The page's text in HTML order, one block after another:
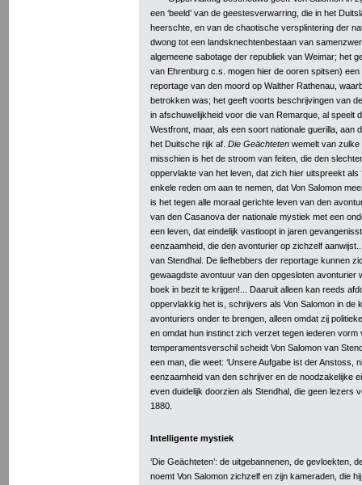
een ‘beeld’ van de geestesverwarring, die in het
heerschte, en van de chaotische versplintering der
dwong tot een landsknechtenbestaan van
algemeene sabotage der republiek van Weimar; het
van Ehrenburg c.s. mogen hier de ooren spitsen)
reportage van den moord op Walther Rathenau,
betrokken was; het geeft voorts beschrijvingen van
in afschuwelijkheid voor die van Remarque, al speelt
Westfront, maar, als een soort nationale guerilla, aan
het Duitsche rijk af. Die Geächteten wemelt van zulke
misschien is het de stroom van feiten, die den
oppervlakte van het leven, dat zich hier uitspreekt als
enkele reden om aan te nemen, dat Von Salomon
is het tegen alle moraal gerichte leven van den
van den Casanova der nationale mystiek met een
een leven, dat eindelijk vastloopt in jaren
eenzaamheid, die den avonturier op zichzelf
van Stendhal. De liefhebbers der reportage kunnen
gewaagdste avontuur van den opgesloten avonturier
boek in bezit te krijgen!... Daaruit alleen kan reeds
oppervlakkig het is, schrijvers als Von Salomon in de
avonturiers onder te brengen, alleen omdat zij
en omdat hun instinct zich verzet tegen iederen vorm
temperamentsverschil scheidt Von Salomon van
een man, die weet: ‘Unsere Aufgabe ist der Anstoss,
eenzaamheid van den schrijver en de noodzakelijke
even duidelijk doorzien als Stendhal, die geen lezers
1880.
Intelligente mystiek
‘Die Geächteten’: de uitgebannenen, de gevloekten,
noemt Von Salomon zichzelf en zijn kameraden, die